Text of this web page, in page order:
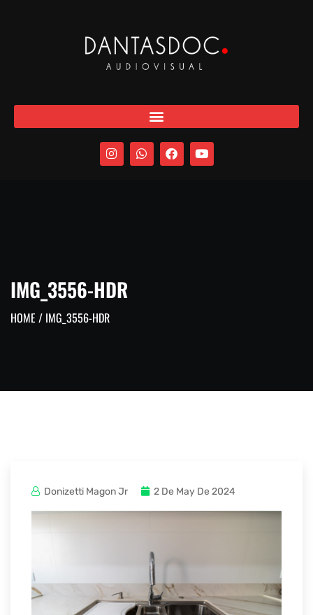
IMG_3556-HDR
HOME / IMG_3556-HDR
Donizetti Magon Jr 2 De May De 2024